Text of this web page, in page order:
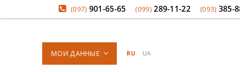
(097) 901-65-65 (099)289-11-22 (093) 385-
МОИ ДАННЫЕ RU UA